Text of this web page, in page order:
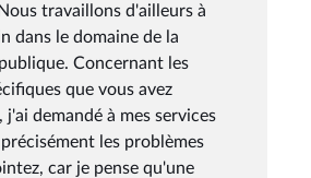
travaillons d'ailleurs à
dans le domaine de la
Concernant les
que vous avez
j'ai demandé à mes services
les problèmes
car je pense qu'une